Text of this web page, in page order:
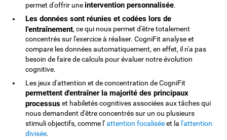
permet d'offrir uneintervention personnalisée.
Les données sont réunies et codées lors de
l'entraînement, ce qui nous permet d'être totalement
concentrés sur l'exercice à réaliser. CogniFit analyse et
compare les données automatiquement, en effet, il n'a pas
besoin de faire de calculs pour évaluer notre évolution
cognitive.
Les jeux d'attention et de concentration de CogniFit
permettent d'entraîner la majorité des principaux
processuset habiletés cognitives associées aux tâches qui
nous demandent d'être concentrés sur un ou plusieurs
stimuli objectifs, comme l'attention focaliséeet la l'attention
divisée.